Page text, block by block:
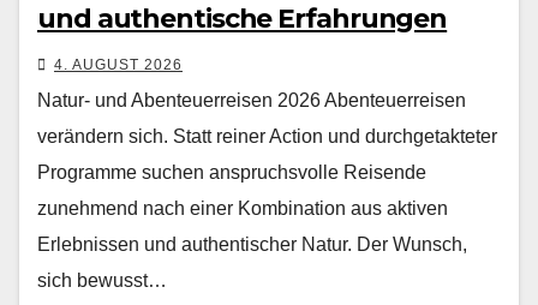
und authentische Erfahrungen
4. AUGUST 2026
Natur- und Abenteuerreisen 2026 Aben­teuer­reisen
verän­dern sich. Statt rein­er Action und durchge­tak­teter
Pro­gramme suchen anspruchsvolle Reisende
zunehmend nach ein­er Kom­bi­na­tion aus aktiv­en
Erleb­nis­sen und authen­tis­ch­er Natur. Der Wun­sch,
sich bewusst…